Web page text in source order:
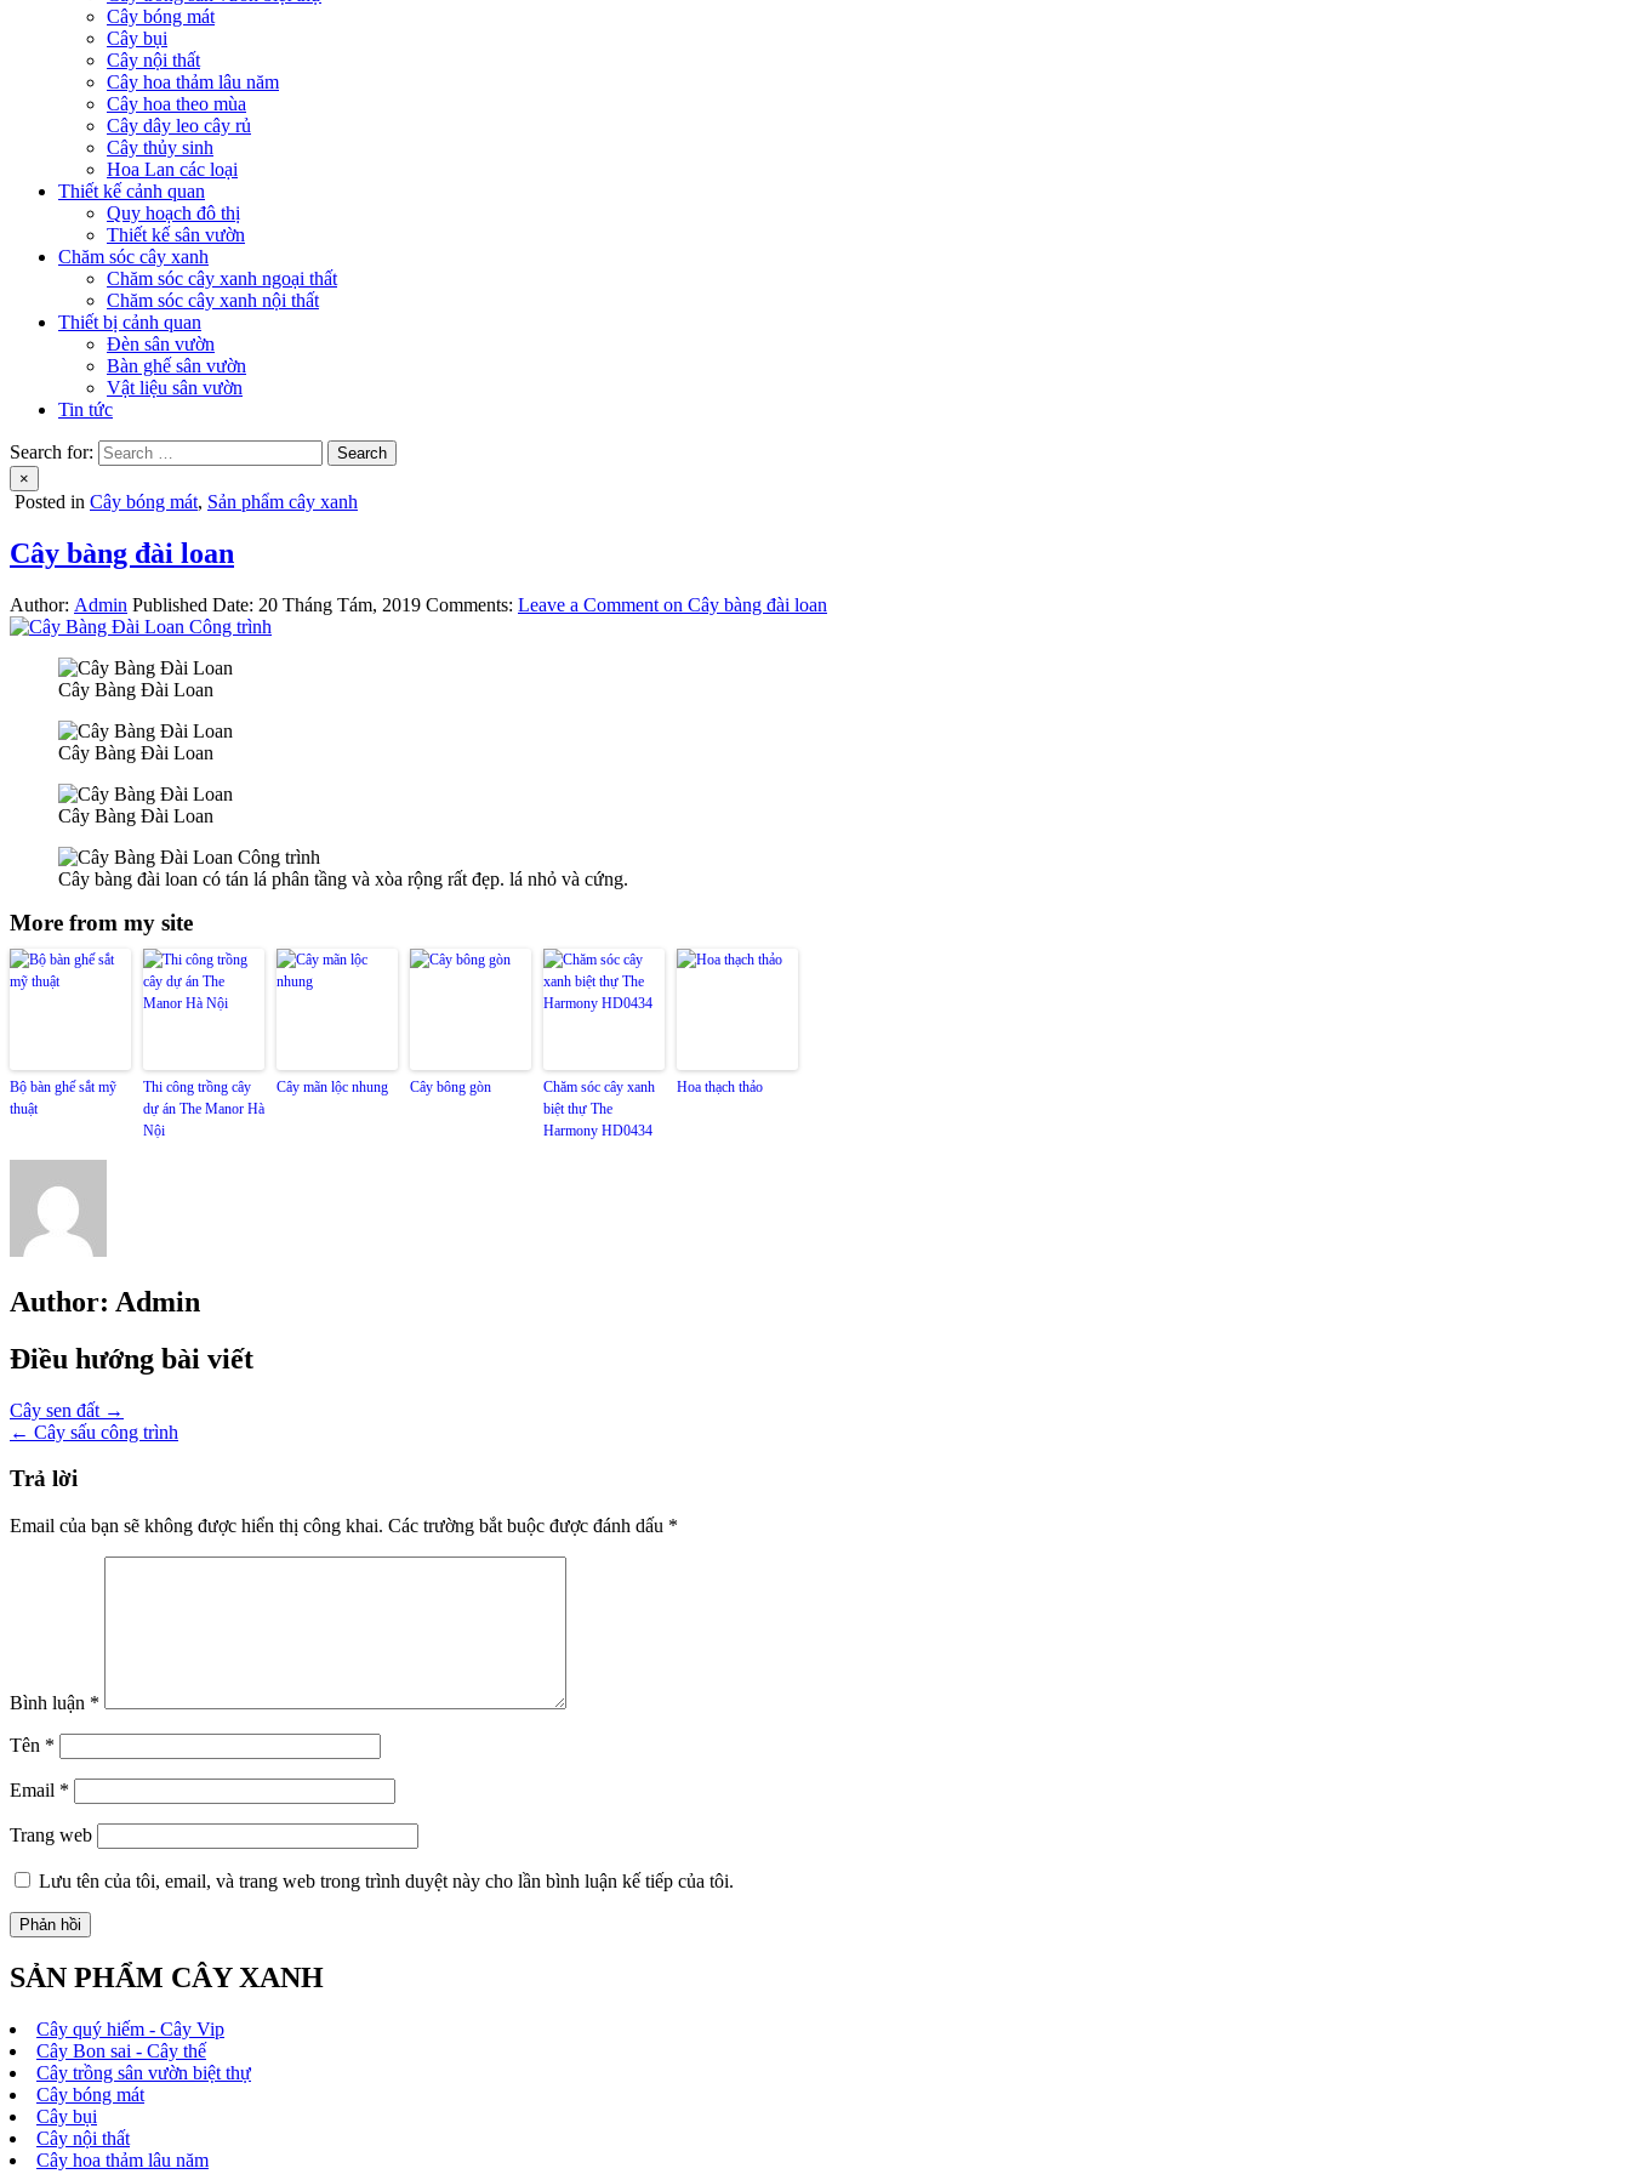
Cây bóng mát
Cây bụi
Cây nội thất
Cây hoa thảm lâu năm
Cây hoa theo mùa
Cây dây leo cây rủ
Cây thủy sinh
Hoa Lan các loại
Thiết kế cảnh quan
Quy hoạch đô thị
Thiết kế sân vườn
Chăm sóc cây xanh
Chăm sóc cây xanh ngoại thất
Chăm sóc cây xanh nội thất
Thiết bị cảnh quan
Đèn sân vườn
Bàn ghế sân vườn
Vật liệu sân vườn
Tin tức
Search for:
×
Posted in Cây bóng mát, Sản phẩm cây xanh
Cây bàng đài loan
Author: Admin Published Date: 20 Tháng Tám, 2019 Comments: Leave a Comment on Cây bàng đài loan
Cây Bàng Đài Loan
Cây Bàng Đài Loan
Cây Bàng Đài Loan
Cây bàng đài loan có tán lá phân tầng và xòa rộng rất đẹp. lá nhỏ và cứng.
More from my site
Bộ bàn ghế sắt mỹ
thuật
Thi công trồng cây
dự án The Manor Hà
Nội
Cây mãn lộc nhung Cây bông gòn
Chăm sóc cây xanh
biệt thự The
Harmony HD0434
Hoa thạch thảo
Author: Admin
Điều hướng bài viết
Cây sen đất →
← Cây sấu công trình
Trả lời
Email của bạn sẽ không được hiển thị công khai. Các trường bắt buộc được đánh dấu *
Bình luận *
Tên *
Email *
Trang web
Lưu tên của tôi, email, và trang web trong trình duyệt này cho lần bình luận kế tiếp của tôi.
SẢN PHẨM CÂY XANH
Cây quý hiếm - Cây Vip
Cây Bon sai - Cây thế
Cây trồng sân vườn biệt thự
Cây bóng mát
Cây bụi
Cây nội thất
Cây hoa thảm lâu năm